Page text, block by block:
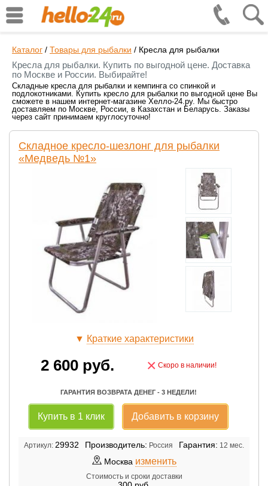
Каталог / Товары для рыбалки / Кресла для рыбалки
Кресла для рыбалки. Купить по выгодной цене. Доставка
по Москве и России. Выбирайте!
Складные кресла для рыбалки и кемпинга со спинкой и
подлокотниками. Купить кресло для рыбалки по выгодной цене Вы
сможете в нашем интернет-магазине Хелло-24.ру. Мы быстро
доставляем по Москве, России, в Казахстан и Беларусь. Заказы
через сайт принимаем круглосуточно!
Складное кресло-шезлонг для рыбалки
«Медведь №1»
▼ Краткие характеристики
2 600 руб. × Скоро в наличии!
ГАРАНТИЯ ВОЗВРАТА ДЕНЕГ - 3 НЕДЕЛИ!
Купить в 1 клик Добавить в корзину
Артикул: 29932 Производитель: Россия Гарантия: 12 мес.
Москва изменить
Стоимость и сроки доставки